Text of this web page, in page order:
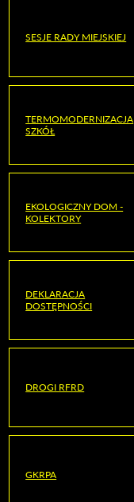
SESJE RADY MIEJSKIEJ
TERMOMODERNIZACJA
SZKÓŁ
EKOLOGICZNY DOM -
KOLEKTORY
DEKLARACJA
DOSTĘPNOŚCI
DROGI RFRD
GKRPA